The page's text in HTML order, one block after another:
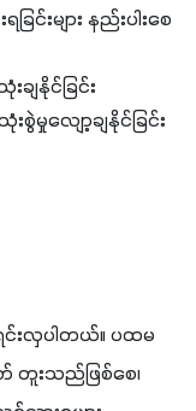
င်းများ နည်းပါးစေ
ျနိုင်ခြင်း
မှုလျော့ချနိုင်ခြင်း
င်းလှပါတယ်။ ပထမ
တူးသည်ဖြစ်စေ၊